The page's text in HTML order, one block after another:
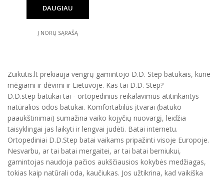
DAUGIAU
Į NORŲ SĄRAŠĄ
Zuikutis.lt prekiauja vengrų gamintojo D.D. Step batukais, kurie
mėgiami ir dėvimi ir Lietuvoje. Kas tai D.D. Step?
D.D.step batukai tai - ortopedinius reikalavimus atitinkantys
natūralios odos batukai. Komfortabilūs įtvarai (batuko
paaukštinimai) sumažina vaiko kojyčių nuovargį, leidžia
taisyklingai jas laikyti ir lengvai judėti. Batai internetu.
Ortopediniai D.D.Step batai vaikams pripažinti visoje Europoje.
Nesvarbu, ar tai batai mergaitei, ar tai batai berniukui,
gamintojas naudoja pačios aukščiausios kokybės medžiagas,
tokias kaip natūrali oda, kaučiukas. Jos užtikrina, kad vaikiška